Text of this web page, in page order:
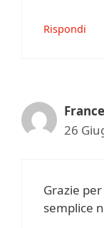
Rispondi
26
Grazie
semplice